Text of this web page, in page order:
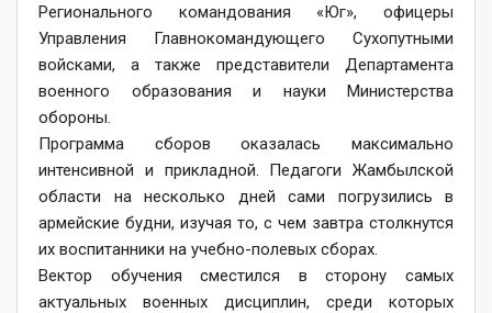
Регионального командования «Юг», офицеры
Управления Главнокомандующего Сухопутными
войсками, а также представители Департамента
военного образования и науки Министерства
обороны.
Программа сборов оказалась максимально
интенсивной и прикладной. Педагоги Жамбылской
области на несколько дней сами погрузились в
армейские будни, изучая то, с чем завтра столкнутся
их воспитанники на учебно-полевых сборах.
Вектор обучения сместился в сторону самых
актуальных военных дисциплин, среди которых